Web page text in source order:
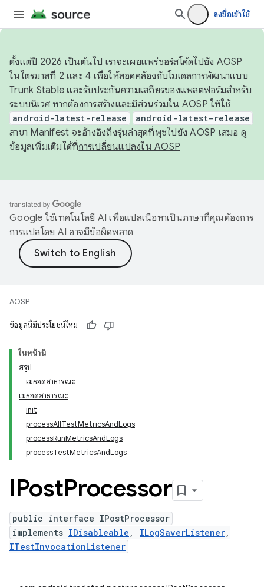
ลงชื่อเข้าใช้
ตั้งแต่ปี 2026 เป็นต้นไป เราจะเผยแพร่ซอร์สโค้ดไปยัง AOSP
ในไตรมาสที่ 2 และ 4 เพื่อให้สอดคล้องกับโมเดลการพัฒนาแบบ
Trunk Stable และรับประกันความเสถียรของแพลตฟอร์มสำหรับ
ระบบนิเวศ หากต้องการสร้างและมีส่วนร่วมใน AOSP ให้ใช้
android-latest-release android-latest-release
สาขา Manifest จะอ้างอิงถึงรุ่นล่าสุดที่พุชไปยัง AOSP เสมอ ดู
ข้อมูลเพิ่มเติมได้ที่การเปลี่ยนแปลงใน AOSP
Google ใช้เทคโนโลยี AI เพื่อแปลเนื้อหาเป็นภาษาที่คุณต้องการ
การแปลโดย AI อาจมีข้อผิดพลาด
AOSP
ข้อมูลนี้มีประโยชน์ไหม
ในหน้านี้
สรุป
เมธอดสาธารณะ
เมธอดสาธารณะ
init
processAllTestMetricsAndLogs
processRunMetricsAndLogs
processTestMetricsAndLogs
IPostProcessor
public interface IPostProcessor
implements IDisableable , ILogSaverListener,
ITestInvocationListener